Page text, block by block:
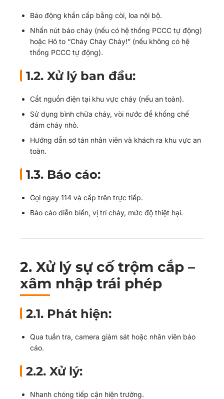
Kết luận
Báo động khẩn cấp bằng còi, loa nội bộ.
Nhấn nút báo cháy (nếu có hệ thống PCCC tự động)
hoặc Hô to “Cháy Cháy Cháy!” (nếu không có hệ
thống PCCC tự động).
1.2. Xử lý ban đầu:
Cắt nguồn điện tại khu vực cháy (nếu an toàn).
Sử dụng bình chữa cháy, vòi nước để khống chế
đám cháy nhỏ.
Hướng dẫn sơ tán nhân viên và khách ra khu vực an
toàn.
1.3. Báo cáo:
Gọi ngay 114 và cấp trên trực tiếp.
Báo cáo diễn biến, vị trí cháy, mức độ thiệt hại.
2. Xử lý sự cố trộm cắp –
xâm nhập trái phép
2.1. Phát hiện:
Qua tuần tra, camera giám sát hoặc nhân viên báo
cáo.
2.2. Xử lý:
Nhanh chóng tiếp cận hiện trường.